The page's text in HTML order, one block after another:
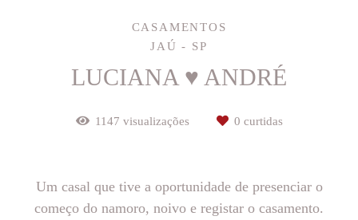
CASAMENTOS
JAÚ - SP
LUCIANA ♥ ANDRÉ
1147 visualizações 0 curtidas
Um casal que tive a oportunidade de presenciar o
começo do namoro, noivo e registar o casamento.